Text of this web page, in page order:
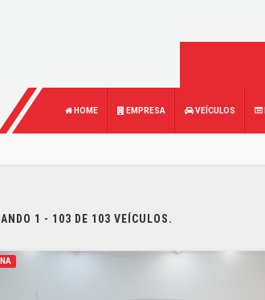
HOME EMPRESA VEÍCULOS
1 - 103 DE 103 VEÍCULOS.